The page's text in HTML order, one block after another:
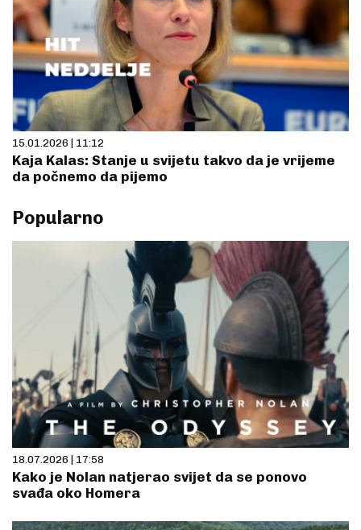
15.01.2026 | 11:12
Kaja Kalas: Stanje u svijetu takvo da je vrijeme
da počnemo da pijemo
Popularno
18.07.2026 | 17:58
Kako je Nolan natjerao svijet da se ponovo
svađa oko Homera